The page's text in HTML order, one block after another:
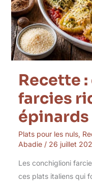
Recette
farcies
épinards
Plats pour les nuls,
Abadie / 26 juillet
Les conchiglioni
ces plats italiens qui